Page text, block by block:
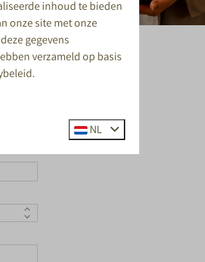
inhoud te bieden
onze site met onze
gegevens
verzameld op basis
.
NL